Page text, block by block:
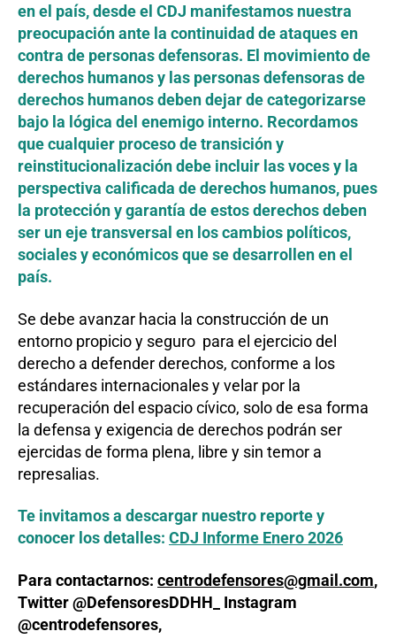
en el país, desde el CDJ manifestamos nuestra
preocupación ante la continuidad de ataques en
contra de personas defensoras. El movimiento de
derechos humanos y las personas defensoras de
derechos humanos deben dejar de categorizarse
bajo la lógica del enemigo interno. Recordamos
que cualquier proceso de transición y
reinstitucionalización debe incluir las voces y la
perspectiva calificada de derechos humanos, pues
la protección y garantía de estos derechos deben
ser un eje transversal en los cambios políticos,
sociales y económicos que se desarrollen en el
país.
Se debe avanzar hacia la construcción de un
entorno propicio y seguro para el ejercicio del
derecho a defender derechos, conforme a los
estándares internacionales y velar por la
recuperación del espacio cívico, solo de esa forma
la defensa y exigencia de derechos podrán ser
ejercidas de forma plena, libre y sin temor a
represalias.
Te invitamos a descargar nuestro reporte y
conocer los detalles​: CDJ Informe Enero 2026
Para contactarnos: centrodefensores@gmail.com,
Twitter @DefensoresDDHH_ Instagram
@centrodefensores,